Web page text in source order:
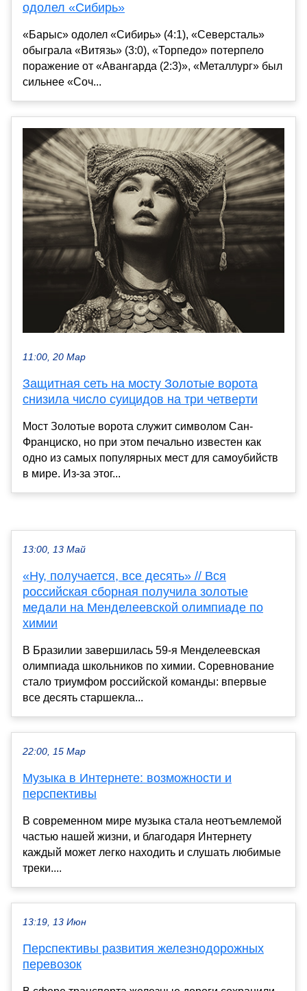
одолел «Сибирь»
«Барыс» одолел «Сибирь» (4:1), «Северсталь»
обыграла «Витязь» (3:0), «Торпедо» потерпело
поражение от «Авангарда (2:3)», «Металлург» был
сильнее «Соч...
11:00, 20 Мар
Защитная сеть на мосту Золотые ворота
снизила число суицидов на три четверти
Мост Золотые ворота служит символом Сан-
Франциско, но при этом печально известен как
одно из самых популярных мест для самоубийств
в мире. Из-за этог...
13:00, 13 Май
«Ну, получается, все десять» // Вся
российская сборная получила золотые
медали на Менделеевской олимпиаде по
химии
В Бразилии завершилась 59-я Менделеевская
олимпиада школьников по химии. Соревнование
стало триумфом российской команды: впервые
все десять старшекла...
22:00, 15 Мар
Музыка в Интернете: возможности и
перспективы
В современном мире музыка стала неотъемлемой
частью нашей жизни, и благодаря Интернету
каждый может легко находить и слушать любимые
треки....
13:19, 13 Июн
Перспективы развития железнодорожных
перевозок